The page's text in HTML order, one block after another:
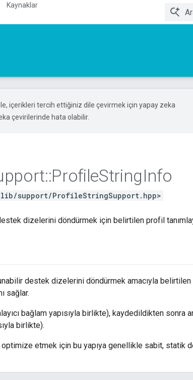
Kaynaklar
içerikleri tercih ettiğiniz dile çevirmek için yapay zeka
çevirilerinde hata olabilir.
::ProfileStringInfo
support/ProfileStringSupport.hpp>
dizelerini döndürmek için belirtilen profil
destek dizelerini döndürmek amacıyla belirtilen
sağlar.
bağlam yapısıyla birlikte), kaydedildikten sonra
birlikte).
optimize etmek için bu yapıya genellikle sabit, statik